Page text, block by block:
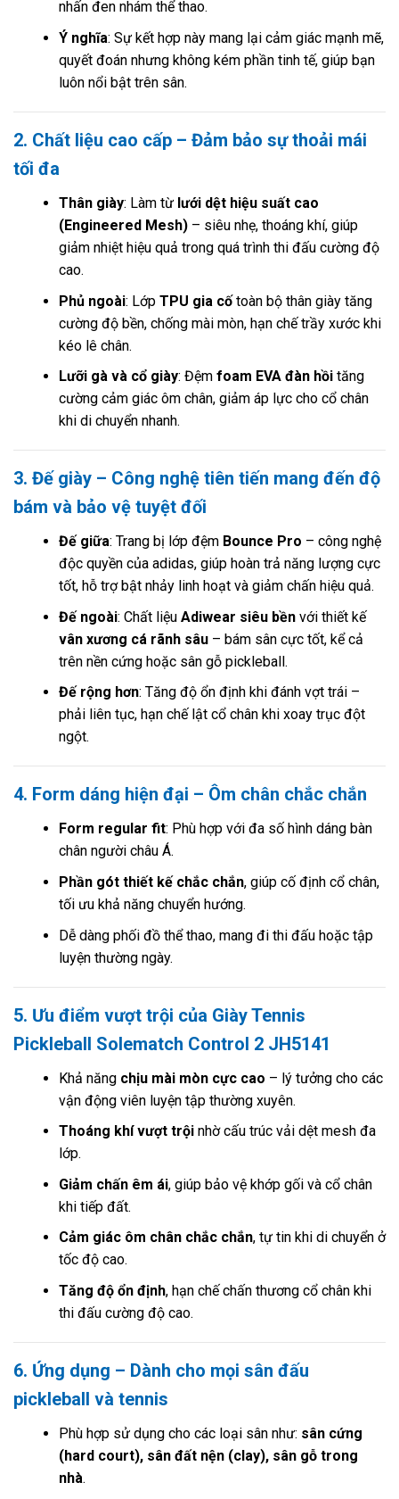
nhấn đen nhám thể thao.
Ý nghĩa: Sự kết hợp này mang lại cảm giác mạnh mẽ,
quyết đoán nhưng không kém phần tinh tế, giúp bạn
luôn nổi bật trên sân.
2. Chất liệu cao cấp – Đảm bảo sự thoải mái
tối đa
Thân giày: Làm từ lưới dệt hiệu suất cao
(Engineered Mesh)– siêu nhẹ, thoáng khí, giúp
giảm nhiệt hiệu quả trong quá trình thi đấu cường độ
cao.
Phủ ngoài: Lớp TPU gia cốtoàn bộ thân giày tăng
cường độ bền, chống mài mòn, hạn chế trầy xước khi
kéo lê chân.
Lưỡi gà và cổ giày: Đệm foam EVA đàn hồităng
cường cảm giác ôm chân, giảm áp lực cho cổ chân
khi di chuyển nhanh.
3. Đế giày – Công nghệ tiên tiến mang đến độ
bám và bảo vệ tuyệt đối
Đế giữa: Trang bị lớp đệm Bounce Pro – công nghệ
độc quyền của adidas, giúp hoàn trả năng lượng cực
tốt, hỗ trợ bật nhảy linh hoạt và giảm chấn hiệu quả.
Đế ngoài: Chất liệu Adiwear siêu bềnvới thiết kế
vân xương cá rãnh sâu– bám sân cực tốt, kể cả
trên nền cứng hoặc sân gỗ pickleball.
Đế rộng hơn: Tăng độ ổn định khi đánh vợt trái –
phải liên tục, hạn chế lật cổ chân khi xoay trục đột
ngột.
4. Form dáng hiện đại – Ôm chân chắc chắn
Form regular fit: Phù hợp với đa số hình dáng bàn
chân người châu Á.
Phần gót thiết kế chắc chắn, giúp cố định cổ chân,
tối ưu khả năng chuyển hướng.
Dễ dàng phối đồ thể thao, mang đi thi đấu hoặc tập
luyện thường ngày.
5. Ưu điểm vượt trội của Giày Tennis
Pickleball Solematch Control 2 JH5141
Khả năng chịu mài mòn cực cao – lý tưởng cho các
vận động viên luyện tập thường xuyên.
Thoáng khí vượt trộinhờ cấu trúc vải dệt mesh đa
lớp.
Giảm chấn êm ái, giúp bảo vệ khớp gối và cổ chân
khi tiếp đất.
Cảm giác ôm chân chắc chắn, tự tin khi di chuyển ở
tốc độ cao.
Tăng độ ổn định, hạn chế chấn thương cổ chân khi
thi đấu cường độ cao.
6. Ứng dụng – Dành cho mọi sân đấu
pickleball và tennis
Phù hợp sử dụng cho các loại sân như: sân cứng
(hard court), sân đất nện (clay), sân gỗ trong
nhà.